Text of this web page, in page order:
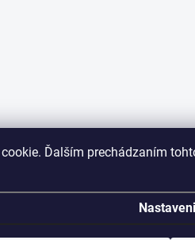
Ďalším prechádzaním